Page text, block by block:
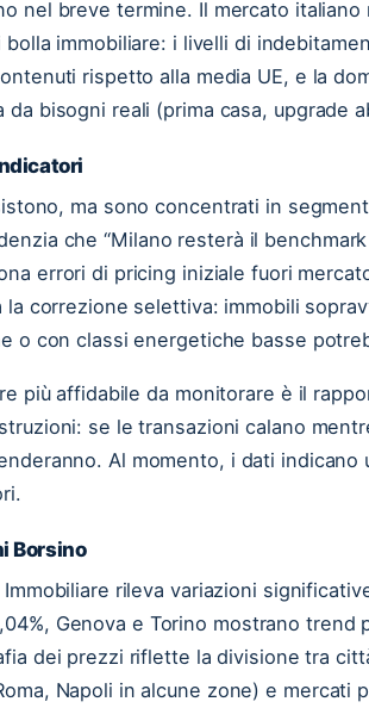
nel breve termine. Il mercato
bolla immobiliare: i livelli di
rispetto alla media UE, e la
da bisogni reali (prima casa, upgrade
ma sono concentrati in
che “Milano resterà il
errori di pricing iniziale fuori
la correzione selettiva: immobili
o con classi energetiche basse
più affidabile da monitorare è il
se le transazioni calano
Al momento, i dati indicano
Borsino
Immobiliare rileva variazioni
Genova e Torino mostrano trend
dei prezzi riflette la divisione tra
Napoli in alcune zone) e mercati